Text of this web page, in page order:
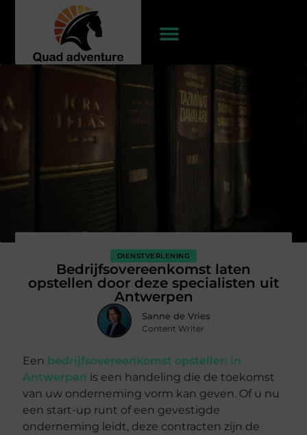
DIENSTVERLENING
Bedrijfsovereenkomst laten
opstellen door deze specialisten uit
Antwerpen
Sanne de Vries
Content Writer
Een bedrijfsovereenkomst opstellen in
Antwerpen is een handeling die de toekomst
van uw onderneming vorm kan geven. Of u nu
een start-up runt of een gevestigde
onderneming leidt, deze contracten zijn de